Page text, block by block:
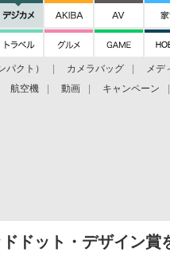
パクト） カメラバッグ メデ
航空機 動画 キャンペーン
ドット・デザイン賞